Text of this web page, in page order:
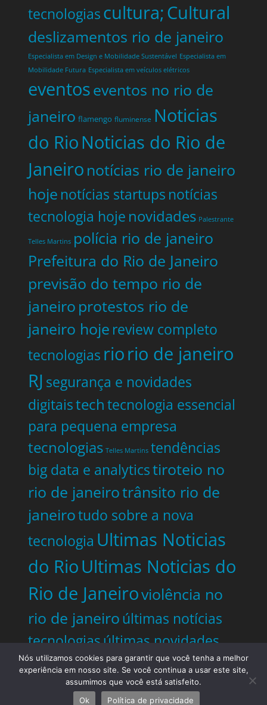
tecnologiascultura;Cultural
deslizamentos rio de janeiro
Especialista em Design e Mobilidade Sustentável Especialista em
Mobilidade Futura Especialista em veículos elétricos
eventoseventos no rio de
janeiro flamengo fluminense Noticias
do RioNoticias do Rio de
Janeiro notícias rio de janeiro
hoje notícias startups notícias
tecnologia hoje novidades Palestrante
Telles Martins polícia rio de janeiro
Prefeitura do Rio de Janeiro
previsão do tempo rio de
janeiro protestos rio de
janeiro hoje review completo
tecnologias riorio de janeiro
RJ segurança e novidades
digitaistechtecnologia essencial
para pequena empresa
tecnologias Telles Martins tendências
big data e analyticstiroteio no
rio de janeirotrânsito rio de
janeirotudo sobre a nova
tecnologia Ultimas Noticias
do RioUltimas Noticias do
Rio de Janeiroviolência no
rio de janeiroúltimas notícias
tecnologiasúltimas novidades
tecnologias
Copyright © 2026. Rio em Foco - Todos os
Nós utilizamos cookies para garantir que você tenha a melhor
experiência em nosso site. Se você continua a usar este site,
assumimos que você está satisfeito.
Ok
Política de privacidade